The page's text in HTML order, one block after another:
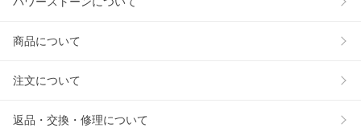
商品について
注文について
返品・交換・修理について